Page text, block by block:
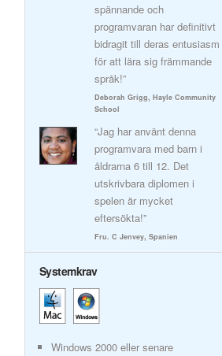
spännande och
programvaran har definitivt
bidragit till deras entusiasm
för att lära sig främmande
språk!”
Deborah Grigg, Hayle Community
School
“Jag har använt denna
programvara med barn i
åldrarna 6 till 12. Det
utskrivbara diplomen i
spelen är mycket
eftersökta!”
Fru. C Jenvey, Spanien
Systemkrav
Windows 2000 eller senare